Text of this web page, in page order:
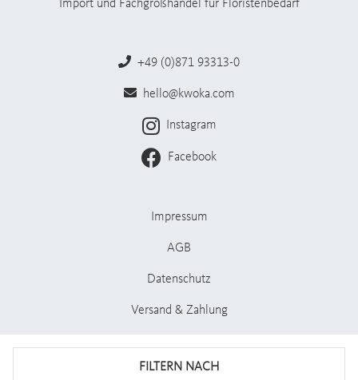
FILTERN NACH
Import und Fachgroßhandel für Floristenbedarf
+49 (0)871 93313-0
hello@kwoka.com
Instagram
Facebook
Impressum
AGB
Datenschutz
Versand & Zahlung